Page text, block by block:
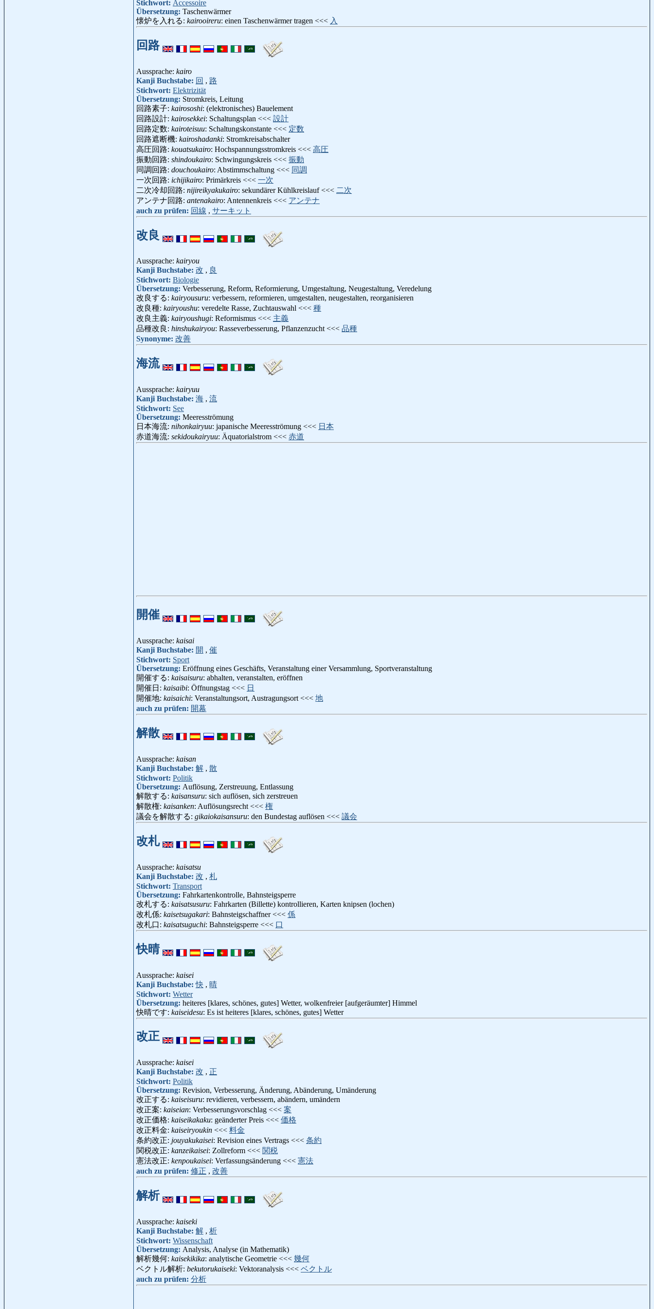
Stichwort: Accessoire
Übersetzung: Taschenwärmer
懐炉を入れる: kairooireru: einen Taschenwärmer tragen <<< 入
回路
Aussprache: kairo
Kanji Buchstabe: 回 , 路
Stichwort: Elektrizität
Übersetzung: Stromkreis, Leitung
回路素子: kairososhi: (elektronisches) Bauelement
回路設計: kairosekkei: Schaltungsplan <<< 設計
回路定数: kairoteisuu: Schaltungskonstante <<< 定数
回路遮断機: kairoshadanki: Stromkreisabschalter
高圧回路: kouatsukairo: Hochspannungsstromkreis <<< 高圧
振動回路: shindoukairo: Schwingungskreis <<< 振動
同調回路: douchoukairo: Abstimmschaltung <<< 同調
一次回路: ichijikairo: Primärkreis <<< 一次
二次冷却回路: nijireikyakukairo: sekundärer Kühlkreislauf <<< 二次
アンテナ回路: antenakairo: Antennenkreis <<< アンテナ
auch zu prüfen: 回線 , サーキット
改良
Aussprache: kairyou
Kanji Buchstabe: 改 , 良
Stichwort: Biologie
Übersetzung: Verbesserung, Reform, Reformierung, Umgestaltung, Neugestaltung, Veredelung
改良する: kairyousuru: verbessern, reformieren, umgestalten, neugestalten, reorganisieren
改良種: kairyoushu: veredelte Rasse, Zuchtauswahl <<< 種
改良主義: kairyoushugi: Reformismus <<< 主義
品種改良: hinshukairyou: Rasseverbesserung, Pflanzenzucht <<< 品種
Synonyme: 改善
海流
Aussprache: kairyuu
Kanji Buchstabe: 海 , 流
Stichwort: See
Übersetzung: Meeresströmung
日本海流: nihonkairyuu: japanische Meeresströmung <<< 日本
赤道海流: sekidoukairyuu: Äquatorialstrom <<< 赤道
開催
Aussprache: kaisai
Kanji Buchstabe: 開 , 催
Stichwort: Sport
Übersetzung: Eröffnung eines Geschäfts, Veranstaltung einer Versammlung, Sportveranstaltung
開催する: kaisaisuru: abhalten, veranstalten, eröffnen
開催日: kaisaibi: Öffnungstag <<< 日
開催地: kaisaichi: Veranstaltungsort, Austragungsort <<< 地
auch zu prüfen: 開幕
解散
Aussprache: kaisan
Kanji Buchstabe: 解 , 散
Stichwort: Politik
Übersetzung: Auflösung, Zerstreuung, Entlassung
解散する: kaisansuru: sich auflösen, sich zerstreuen
解散権: kaisanken: Auflösungsrecht <<< 権
議会を解散する: gikaiokaisansuru: den Bundestag auflösen <<< 議会
改札
Aussprache: kaisatsu
Kanji Buchstabe: 改 , 札
Stichwort: Transport
Übersetzung: Fahrkartenkontrolle, Bahnsteigsperre
改札する: kaisatsusuru: Fahrkarten (Billette) kontrollieren, Karten knipsen (lochen)
改札係: kaisetsugakari: Bahnsteigschaffner <<< 係
改札口: kaisatsuguchi: Bahnsteigsperre <<< 口
快晴
Aussprache: kaisei
Kanji Buchstabe:快 , 晴
Stichwort: Wetter
Übersetzung: heiteres [klares, schönes, gutes] Wetter, wolkenfreier [aufgeräumter] Himmel
快晴です: kaiseidesu: Es ist heiteres [klares, schönes, gutes] Wetter
改正
Aussprache: kaisei
Kanji Buchstabe: 改 , 正
Stichwort: Politik
Übersetzung: Revision, Verbesserung, Änderung, Abänderung, Umänderung
改正する: kaiseisuru: revidieren, verbessern, abändern, umändern
改正案: kaiseian: Verbesserungsvorschlag <<< 案
改正価格: kaiseikakaku: geänderter Preis <<< 価格
改正料金: kaiseiryoukin <<< 料金
条約改正: jouyakukaisei: Revision eines Vertrags <<< 条約
関税改正: kanzeikaisei: Zollreform <<< 関税
憲法改正: kenpoukaisei: Verfassungsänderung <<< 憲法
auch zu prüfen: 修正 , 改善
解析
Aussprache: kaiseki
Kanji Buchstabe: 解 , 析
Stichwort: Wissenschaft
Übersetzung: Analysis, Analyse (in Mathematik)
解析幾何: kaisekikika: analytische Geometrie <<< 幾何
ベクトル解析: bekutorukaiseki: Vektoranalysis <<< ベクトル
auch zu prüfen: 分析